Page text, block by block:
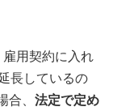
雇用契約に入れ
長しているの
、 法定で定め